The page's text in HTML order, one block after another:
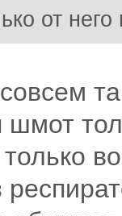
от
шмот